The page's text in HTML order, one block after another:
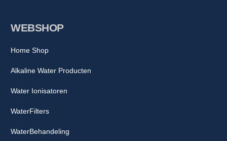
WEBSHOP
Home Shop
Alkaline Water Producten
Water Ionisatoren
WaterFilters
WaterBehandeling